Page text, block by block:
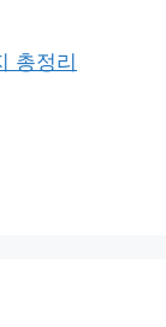
총정리